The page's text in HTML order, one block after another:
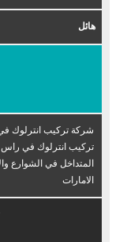
هائل
المتداخل في الشوارع
الامارات